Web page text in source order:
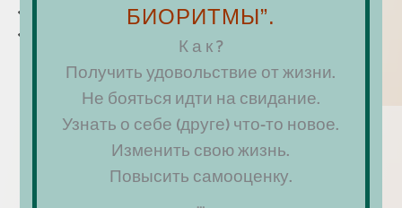
Помощь в организации прямого эфира
Подробнее
Наша работа
БИОРИТМЫ”.
К а к ?
Получить удовольствие от жизни.
Не бояться идти на свидание.
Узнать о себе (друге) что-то новое.
Изменить свою жизнь.
Повысить самооценку.